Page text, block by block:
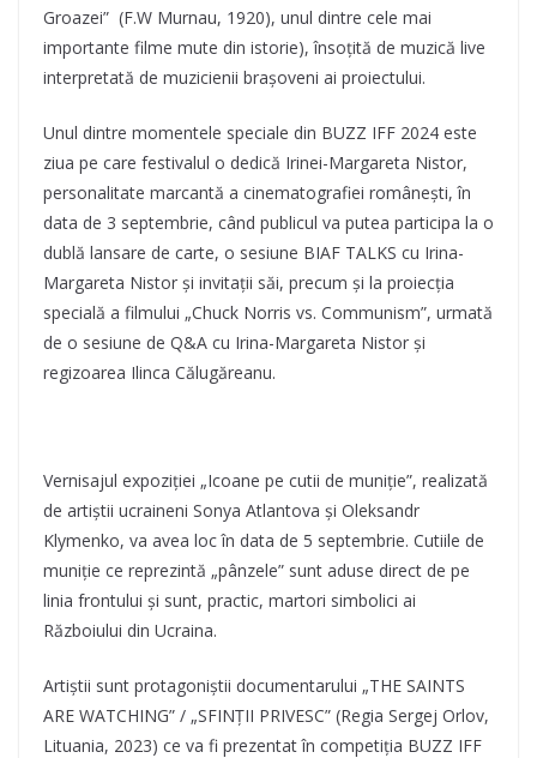
Groazei” (F.W Murnau, 1920), unul dintre cele mai
importante filme mute din istorie), însoțită de muzică live
interpretată de muzicienii brașoveni ai proiectului.
Unul dintre momentele speciale din BUZZ IFF 2024 este
ziua pe care festivalul o dedică Irinei-Margareta Nistor,
personalitate marcantă a cinematografiei românești, în
data de 3 septembrie, când publicul va putea participa la o
dublă lansare de carte, o sesiune BIAF TALKS cu Irina-
Margareta Nistor și invitații săi, precum și la proiecția
specială a filmului „Chuck Norris vs. Communism”, urmată
de o sesiune de Q&A cu Irina-Margareta Nistor și
regizoarea Ilinca Călugăreanu.
Vernisajul expoziției „Icoane pe cutii de muniție”, realizată
de artiștii ucraineni Sonya Atlantova și Oleksandr
Klymenko, va avea loc în data de 5 septembrie. Cutiile de
muniție ce reprezintă „pânzele” sunt aduse direct de pe
linia frontului și sunt, practic, martori simbolici ai
Războiului din Ucraina.
Artiștii sunt protagoniștii documentarului „THE SAINTS
ARE WATCHING” / „SFINȚII PRIVESC” (Regia Sergej Orlov,
Lituania, 2023) ce va fi prezentat în competiția BUZZ IFF